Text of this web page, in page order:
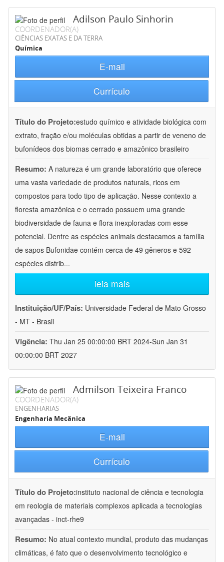
Adilson Paulo Sinhorin
COORDENADOR(A)
CIÊNCIAS EXATAS E DA TERRA
Química
E-mail
Currículo
Título do Projeto:estudo químico e atividade biológica com
extrato, fração e/ou moléculas obtidas a partir de veneno de
bufonídeos dos biomas cerrado e amazônico brasileiro
Resumo: A natureza é um grande laboratório que oferece
uma vasta variedade de produtos naturais, ricos em
compostos para todo tipo de aplicação. Nesse contexto a
floresta amazônica e o cerrado possuem uma grande
biodiversidade de fauna e flora inexploradas com esse
potencial. Dentre as espécies animais destacamos a família
de sapos Bufonidae contém cerca de 49 gêneros e 592
espécies distrib...
leia mais
Instituição/UF/País: Universidade Federal de Mato Grosso
- MT - Brasil
Vigência: Thu Jan 25 00:00:00 BRT 2024-Sun Jan 31
00:00:00 BRT 2027
Admilson Teixeira Franco
COORDENADOR(A)
ENGENHARIAS
Engenharia Mecânica
E-mail
Currículo
Título do Projeto:instituto nacional de ciência e tecnologia
em reologia de materiais complexos aplicada a tecnologias
avançadas - inct-rhe9
Resumo: No atual contexto mundial, produto das mudanças
climáticas, é fato que o desenvolvimento tecnológico e